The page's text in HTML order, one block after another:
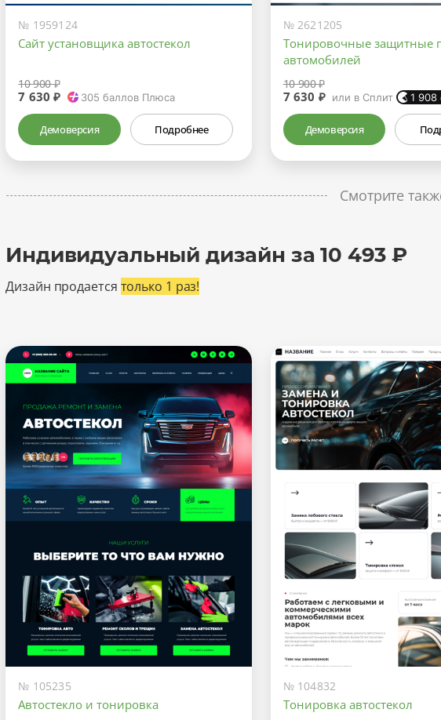
№ 1959124
Сайт установщика автостекол
10 900 ₽
7 630 ₽ 305 баллов Плюса
Демоверсия Подробнее
№ 2621205
Тонировочные защитные
автомобилей
10 900 ₽
7 630 ₽ или в Сплит 1 908
Демоверсия
Смотрите
Индивидуальный дизайн за 10 493 ₽
Дизайн продается только 1 раз!
№ 105235
Автостекло и тонировка
№ 104832
Тонировка автостекол